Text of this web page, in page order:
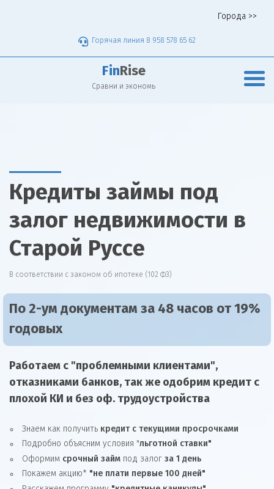
Города >>
Горячая линия 8 958 578 65 62
Fin Rise
Сравни и экономь
Кредиты займы под
залог недвижимости в
Старой Руссе
В соответствии с законом об ипотеке (102 ФЗ)
По 2-ум документам за 48 часов от 19%
годовых
Работаем с "проблемными клиентами",
отказниками банков, так же одобрим кредит с
плохой КИ и без оф. трудоустройства
Знаем как получить кредит с текущими просрочками
Подробно объясним условия "льготной ставки"
Оформим срочный займ под залог за 1 день
Покажем акцию* "не плати первые 100 дней"